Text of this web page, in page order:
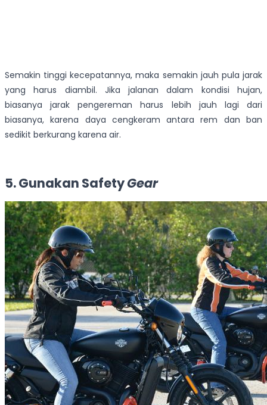
Semakin tinggi kecepatannya, maka semakin jauh pula jarak
yang harus diambil. Jika jalanan dalam kondisi hujan,
biasanya jarak pengereman harus lebih jauh lagi dari
biasanya, karena daya cengkeram antara rem dan ban
sedikit berkurang karena air.
5. Gunakan SafetyGear